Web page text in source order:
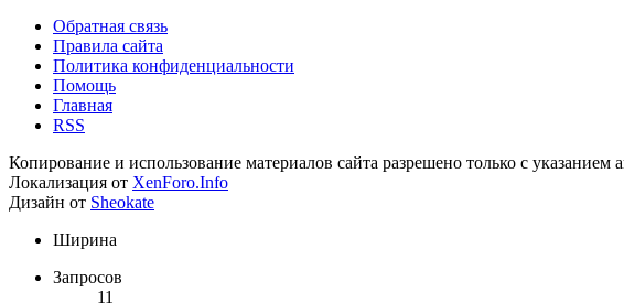
Обратная связь
Правила сайта
Политика конфиденциальности
Помощь
Главная
RSS
Копирование и использование материалов сайта разрешено только с
Локализация от XenForo.Info
Дизайн от Sheokate
Ширина
Запросов
11